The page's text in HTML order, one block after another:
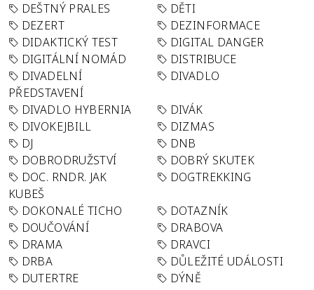
DEŠTNÝ PRALES
DĚTI
DEZERT
DEZINFORMACE
DIDAKTICKÝ TEST
DIGITAL DANGER
DIGITÁLNÍ NOMÁD
DISTRIBUCE
DIVADELNÍ
PŘEDSTAVENÍ
DIVADLO
DIVADLO HYBERNIA
DIVÁK
DIVOKEJBILL
DIZMAS
DJ
DNB
DOBRODRUŽSTVÍ
DOBRÝ SKUTEK
DOC. RNDR. JAK
KUBEŠ
DOGTREKKING
DOKONALÉ TICHO
DOTAZNÍK
DOUČOVÁNÍ
DRABOVA
DRAMA
DRAVCI
DRBA
DŮLEŽITÉ UDÁLOSTI
DUTERTRE
DÝNĚ